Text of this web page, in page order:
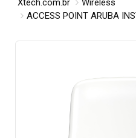
Xtech.com.br
Wireless
ACCESS POINT ARUBA